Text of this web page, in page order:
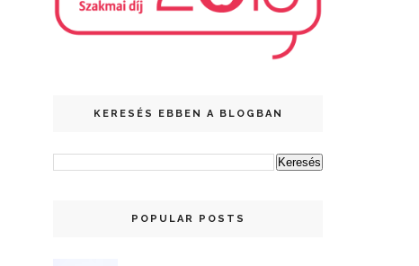
KERESÉS EBBEN A BLOGBAN
POPULAR POSTS